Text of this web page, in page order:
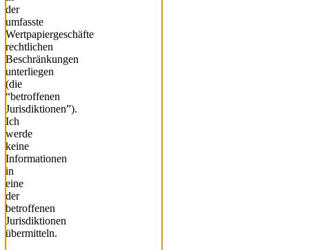
der
umfasste
Wertpapiergeschäfte
rechtlichen
Beschränkungen
unterliegen
(die
“betroffenen
Jurisdiktionen”).
Ich
werde
keine
Informationen
in
eine
der
betroffenen
Jurisdiktionen
übermitteln.